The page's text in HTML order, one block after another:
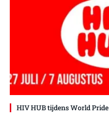
HIV HUB tijdens World Pride